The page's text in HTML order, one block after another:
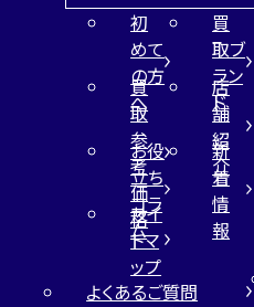
初
めて
の方
へ
買
取ブ
ラン
ド
買
取
参
考
価
格
店
舗
紹
介
お役
立ち
コラ
ム
新
着
情
報
サイ
トマ
ップ
よくあるご質問